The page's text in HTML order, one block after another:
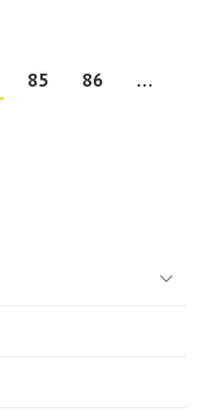
85 86
…